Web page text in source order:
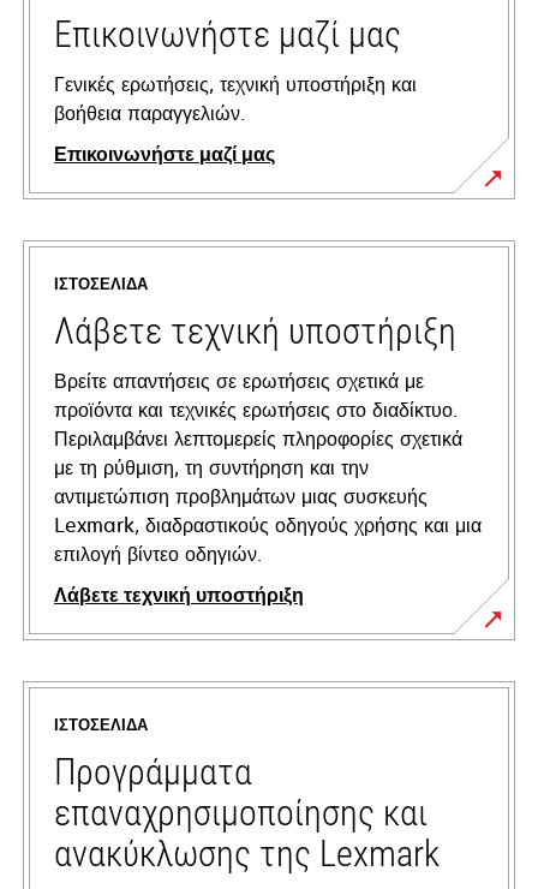
Επικοινωνήστε μαζί μας
Γενικές ερωτήσεις, τεχνική υποστήριξη και
βοήθεια παραγγελιών.
Επικοινωνήστε μαζί μας
ΙΣΤΟΣΕΛΊΔΑ
Λάβετε τεχνική υποστήριξη
Βρείτε απαντήσεις σε ερωτήσεις σχετικά με
προϊόντα και τεχνικές ερωτήσεις στο διαδίκτυο.
Περιλαμβάνει λεπτομερείς πληροφορίες σχετικά
με τη ρύθμιση, τη συντήρηση και την
αντιμετώπιση προβλημάτων μιας συσκευής
Lexmark, διαδραστικούς οδηγούς χρήσης και μια
επιλογή βίντεο οδηγιών.
Λάβετε τεχνική υποστήριξη
opens
in
new
tab
ΙΣΤΟΣΕΛΊΔΑ
Προγράμματα
επαναχρησιμοποίησης και
ανακύκλωσης της Lexmark